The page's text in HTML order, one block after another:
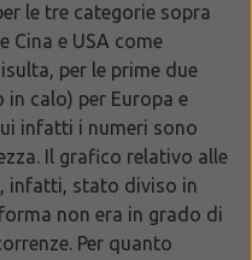
le tre categorie sopra
Cina e USA come
per le prime due
in calo) per Europa e
infatti i numeri sono
Il grafico relativo alle
infatti, stato diviso in
non era in grado di
Per quanto